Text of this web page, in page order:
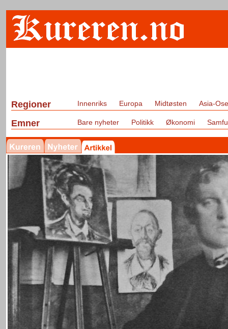
Regioner Innenriks Europa Midtøsten Asia-
Emner Bare nyheter Politikk Økonomi